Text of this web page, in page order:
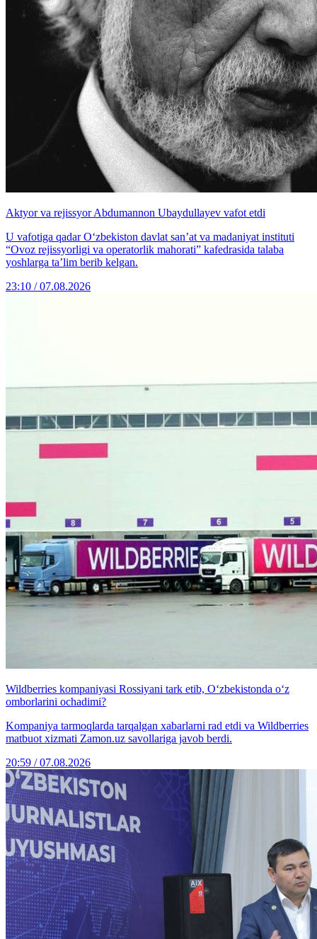
Aktyor va rejissyor Abdumannon Ubaydullayev vafot etdi
U vafotiga qadar O‘zbekiston davlat san’at va madaniyat instituti
“Ovoz rejissyorligi va operatorlik mahorati” kafedrasida talaba
yoshlarga ta’lim berib kelgan.
23:10 / 07.08.2026
Wildberries kompaniyasi Rossiyani tark etib, O‘zbekistonda o‘z
omborlarini ochadimi?
Kompaniya tarmoqlarda tarqalgan xabarlarni rad etdi va Wildberries
matbuot xizmati Zamon.uz savollariga javob berdi.
20:59 / 07.08.2026